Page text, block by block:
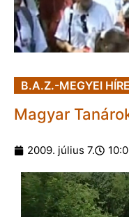
B.A.Z.-MEGYEI
Magyar
2009. július 7.